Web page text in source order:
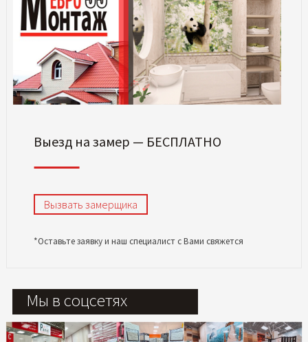
Выезд на замер — БЕСПЛАТНО
Вызвать замерщика
*Оставьте заявку и наш специалист с Вами свяжется
Мы в соцсетях